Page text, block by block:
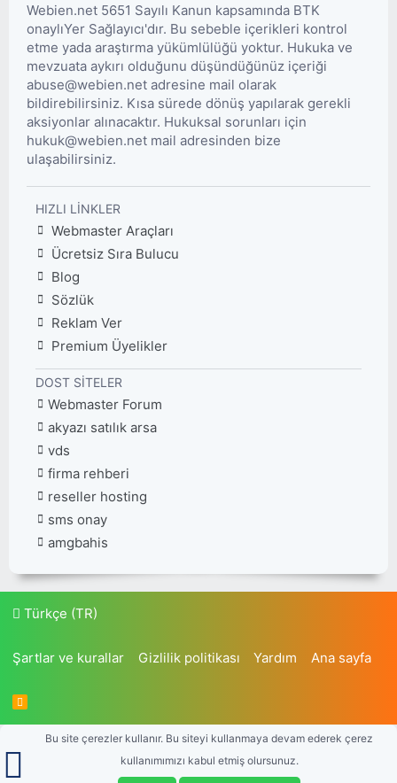
Webien.net 5651 Sayılı Kanun kapsamında BTK
onaylıYer Sağlayıcı'dır. Bu sebeble içerikleri kontrol
etme yada araştırma yükümlülüğü yoktur. Hukuka ve
mevzuata aykırı olduğunu düşündüğünüz içeriği
abuse@webien.net adresine mail olarak
bildirebilirsiniz. Kısa sürede dönüş yapılarak gerekli
aksiyonlar alınacaktır. Hukuksal sorunları için
hukuk@webien.net mail adresinden bize
ulaşabilirsiniz.
HIZLI LINKLER
Webmaster Araçları
Ücretsiz Sıra Bulucu
Blog
Sözlük
Reklam Ver
Premium Üyelikler
DOST SITELER
Webmaster Forum
akyazı satılık arsa
vds
firma rehberi
reseller hosting
sms onay
amgbahis
Türkçe (TR)
Şartlar ve kurallar Gizlilik politikası Yardım Ana sayfa
R
Bu site çerezler kullanır. Bu siteyi kullanmaya devam ederek çerez
kullanımımızı kabul etmiş olursunuz.